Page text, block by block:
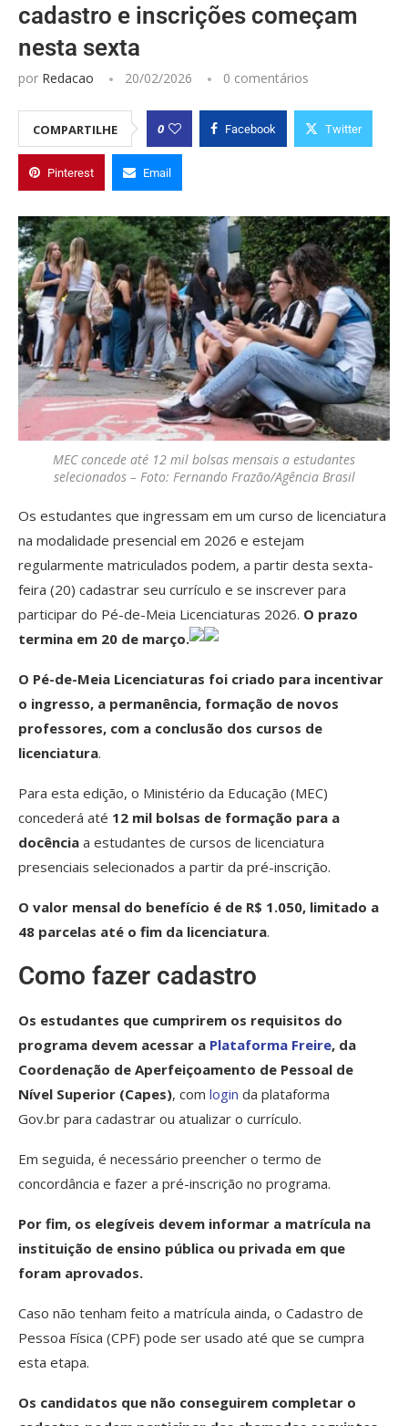
cadastro e inscrições começam
nesta sexta
por Redacao 20/02/2026 0 comentários
COMPARTILHE 0 Facebook Twitter
Pinterest Email
MEC concede até 12 mil bolsas mensais a estudantes
selecionados – Foto: Fernando Frazão/Agência Brasil
Os estudantes que ingressam em um curso de licenciatura
na modalidade presencial em 2026 e estejam
regularmente matriculados podem, a partir desta sexta-
feira (20) cadastrar seu currículo e se inscrever para
participar do Pé-de-Meia Licenciaturas 2026. O prazo
termina em 20 de março.
O Pé-de-Meia Licenciaturas foi criado para incentivar
o ingresso, a permanência, formação de novos
professores, com a conclusão dos cursos de
licenciatura.
Para esta edição, o Ministério da Educação (MEC)
concederá até 12 mil bolsas de formação para a
docência a estudantes de cursos de licenciatura
presenciais selecionados a partir da pré-inscrição.
O valor mensal do benefício é de R$ 1.050, limitado a
48 parcelas até o fim da licenciatura.
Como fazer cadastro
Os estudantes que cumprirem os requisitos do
programa devem acessar a Plataforma Freire, da
Coordenação de Aperfeiçoamento de Pessoal de
Nível Superior (Capes), com login da plataforma
Gov.br para cadastrar ou atualizar o currículo.
Em seguida, é necessário preencher o termo de
concordância e fazer a pré-inscrição no programa.
Por fim, os elegíveis devem informar a matrícula na
instituição de ensino pública ou privada em que
foram aprovados.
Caso não tenham feito a matrícula ainda, o Cadastro de
Pessoa Física (CPF) pode ser usado até que se cumpra
esta etapa.
Os candidatos que não conseguirem completar o